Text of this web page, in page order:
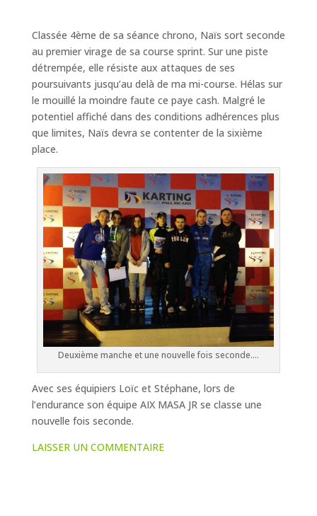
Classée 4ème de sa séance chrono, Naïs sort seconde
au premier virage de sa course sprint. Sur une piste
détrempée, elle résiste aux attaques de ses
poursuivants jusqu’au delà de ma mi-course. Hélas sur
le mouillé la moindre faute ce paye cash. Malgré le
potentiel affiché dans des conditions adhérences plus
que limites, Naïs devra se contenter de la sixième
place.
Deuxième manche et une nouvelle fois seconde….
Avec ses équipiers Loïc et Stéphane, lors de
l’endurance son équipe AIX MASA JR se classe une
nouvelle fois seconde.
LAISSER UN COMMENTAIRE